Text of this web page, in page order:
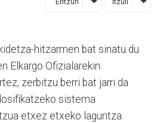
hitzarmen bat sinatu du
Elkargo Ofizialarekin.
zerbitzu berri bat jarri da
sistema
etxez etxeko laguntza